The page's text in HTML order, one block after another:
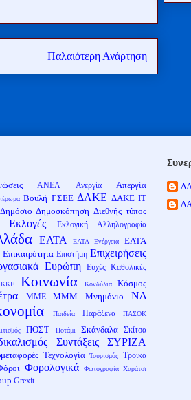
Παλαιότερη Ανάρτηση
ΑΝΕΛ Ανεργία Απεργία
Βουλή ΓΣΕΕ ΔΑΚΕ ΔΑΚΕ ΙΤ
Δημόσιο Δημοσκόπηση Διεθνής τύπος
Εκλογές Εκλογική Αλληλογραφία
ΕΛΤΑ ΕΛΤΑ Ενέργεια
ΕΛΤΑ
Επικαιρότητα Επιστήμη Επιχειρήσεις
Ευρώπη Ευχές Καθολικές
ΚΚΕ Κοινωνία Κονδύλια Κόσμος
ΜΜΕ ΜΜΜ Μνημόνιο ΝΔ
Παιδεία Παράξενα ΠΑΣΟΚ
ΠΟΣΤ Ποτάμι Σκάνδαλα
Σκίτσα
Συντάξεις ΣΥΡΙΖΑ
Τεχνολογία Τουρισμός Τροικα
Φορολογικά Φωτογραφία Χαράτσι
Grexit